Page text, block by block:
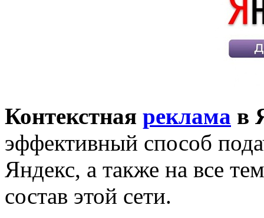
Контекстная реклама в
эффективный способ
Яндекс, а также на все
состав этой сети.